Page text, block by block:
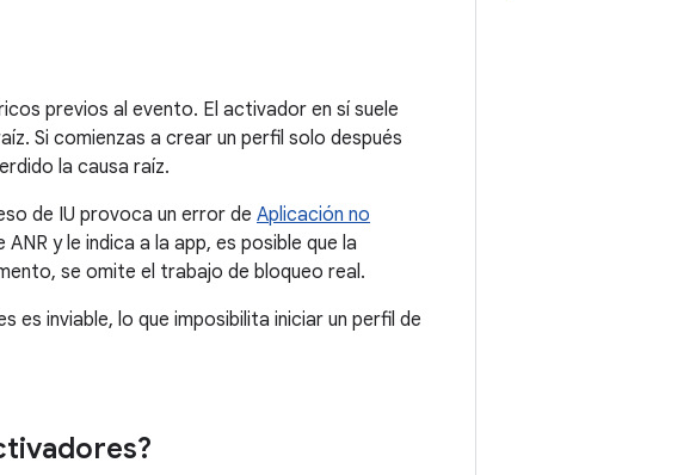
previos al evento. El activador en sí suele
Si comienzas a crear un perfil solo después
la causa raíz.
de IU provoca un error de Aplicación no
y le indica a la app, es posible que la
se omite el trabajo de bloqueo real.
inviable, lo que imposibilita iniciar un perfil de